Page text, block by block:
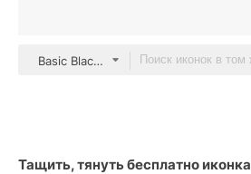
Basic Black Solid
Тащить, тянуть бесплатно иконка